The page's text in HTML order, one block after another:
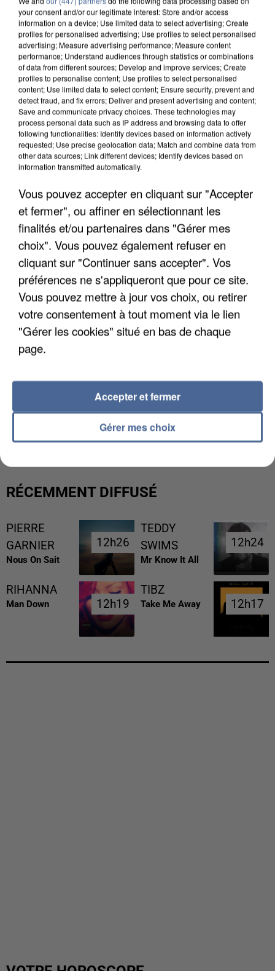
UN SECOND CADRE DE LA DZ MAFIA
INTERPELLÉ EN ALGÉRIE
UNE TOURISTE DE L’OISE EMPORTÉE PAR UNE
COULÉE DE BOUE EN HAUTE-SAVOIE
RÉCEMMENT DIFFUSÉ
PIERRE
GARNIER
Nous On Sait
12h26
12h26
TEDDY
SWIMS
Mr Know It All
12h24
12h24
RIHANNA
Man Down 12h19
12h19
TIBZ
Take Me Away 12h17
12h17
your consent and/or our legitimate interest: Store and/or access
information on a device; Use limited data to select advertising; Create
profiles for personalised advertising; Use profiles to select personalised
advertising; Measure advertising performance; Measure content
performance; Understand audiences through statistics or combinations
of data from different sources; Develop and improve services; Create
profiles to personalise content; Use profiles to select personalised
content; Use limited data to select content; Ensure security, prevent and
detect fraud, and fix errors; Deliver and present advertising and content;
Save and communicate privacy choices. These technologies may
process personal data such as IP address and browsing data to offer
following functionalities: Identify devices based on information actively
requested; Use precise geolocation data; Match and combine data from
other data sources; Link different devices; Identify devices based on
information transmitted automatically.
Vous pouvez accepter en cliquant sur "Accepter
et fermer", ou affiner en sélectionnant les
finalités et/ou partenaires dans "Gérer mes
choix". Vous pouvez également refuser en
cliquant sur "Continuer sans accepter". Vos
préférences ne s'appliqueront que pour ce site.
Vous pouvez mettre à jour vos choix, ou retirer
votre consentement à tout moment via le lien
"Gérer les cookies" situé en bas de chaque
page.
Gérer mes choix
Accepter et fermer